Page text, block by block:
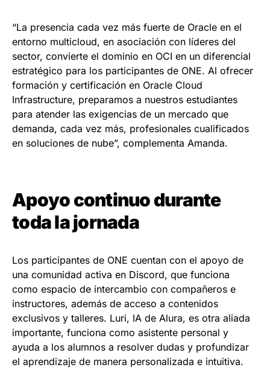
“La presencia cada vez más fuerte de Oracle en el
entorno multicloud, en asociación con líderes del
sector, convierte el dominio en OCI en un diferencial
estratégico para los participantes de ONE. Al ofrecer
formación y certificación en Oracle Cloud
Infrastructure, preparamos a nuestros estudiantes
para atender las exigencias de un mercado que
demanda, cada vez más, profesionales cualificados
en soluciones de nube”, complementa Amanda.
Apoyo continuo durante
toda la jornada
Los participantes de ONE cuentan con el apoyo de
una comunidad activa en Discord, que funciona
como espacio de intercambio con compañeros e
instructores, además de acceso a contenidos
exclusivos y talleres. Luri, IA de Alura, es otra aliada
importante, funciona como asistente personal y
ayuda a los alumnos a resolver dudas y profundizar
el aprendizaje de manera personalizada e intuitiva.